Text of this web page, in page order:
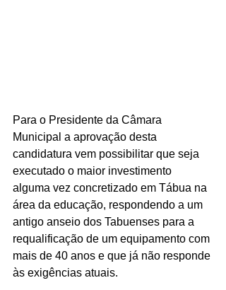
Para o Presidente da Câmara
Municipal a aprovação desta
candidatura vem possibilitar que seja
executado o maior investimento
alguma vez concretizado em Tábua na
área da educação, respondendo a um
antigo anseio dos Tabuenses para a
requalificação de um equipamento com
mais de 40 anos e que já não responde
às exigências atuais.